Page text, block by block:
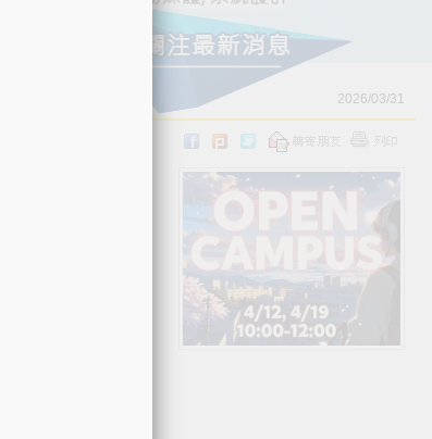
2026/03/31